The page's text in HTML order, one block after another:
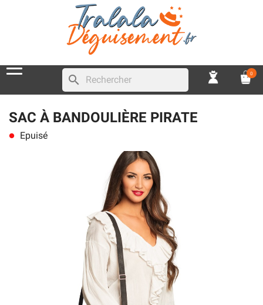
search 0
SAC À BANDOULIÈRE PIRATE
lens Epuisé